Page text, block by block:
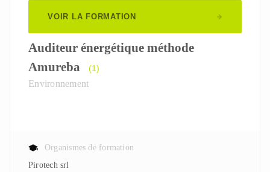
VOIR LA FORMATION
Auditeur énergétique méthode
Amureba
(1)
Environnement
Organismes de formation
Pirotech srl